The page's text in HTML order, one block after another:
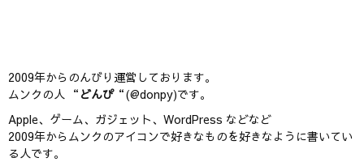
2009年からのんびり運営しております。
ムンクの人 “ どんぴ“(@donpy)です。
Apple、ゲーム、ガジェット、WordPress などなど
2009年からムンクのアイコンで好きなものを好きなように書いてい
る人です。